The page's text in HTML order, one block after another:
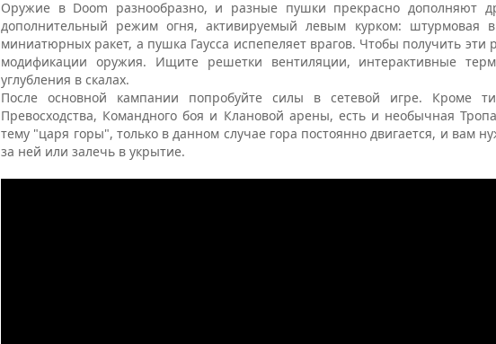
Оружие в Doom разнообразно, и разные пушки прекрасно дополняют
дополнительный режим огня, активируемый левым курком: штурмовая
миниатюрных ракет, а пушка Гаусса испепеляет врагов. Чтобы получить
модификации оружия. Ищите решетки вентиляции, интерактивные
углубления в скалах.
После основной кампании попробуйте силы в сетевой игре. Кроме
Превосходства, Командного боя и Клановой арены, есть и необычная
тему "царя горы", только в данном случае гора постоянно двигается, и вам
за ней или залечь в укрытие.